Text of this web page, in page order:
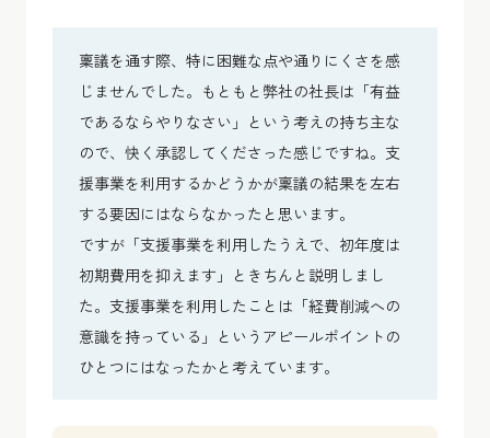
稟議を通す際、特に困難な点や通りにくさを感
じませんでした。もともと弊社の社長は「有益
であるならやりなさい」という考えの持ち主な
ので、快く承認してくださった感じですね。支
援事業を利用するかどうかが稟議の結果を左右
する要因にはならなかったと思います。
ですが「支援事業を利用したうえで、初年度は
初期費用を抑えます」ときちんと説明しまし
た。支援事業を利用したことは「経費削減への
意識を持っている」というアピールポイントの
ひとつにはなったかと考えています。